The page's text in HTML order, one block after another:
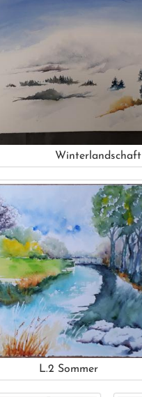
Winterlandschaft
L.2 Sommer